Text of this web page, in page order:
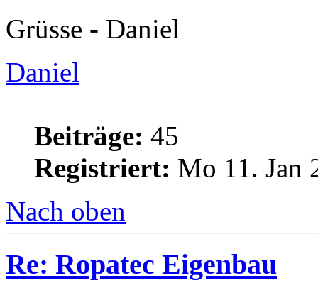
Grüsse - Daniel
Daniel
Beiträge: 45
Registriert: Mo 11. Jan
Nach oben
Re: Ropatec Eigenbau